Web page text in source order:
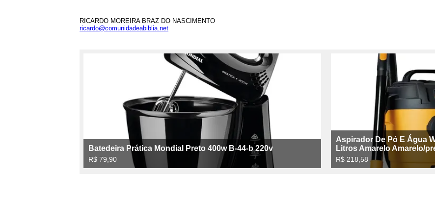
RICARDO MOREIRA BRAZ DO NASCIMENTO
ricardo@comunidadeabiblia.net